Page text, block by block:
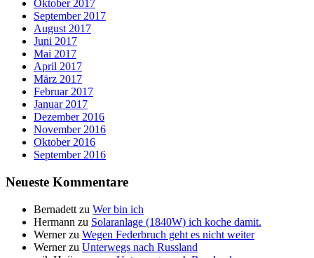
Oktober 2017
September 2017
August 2017
Juni 2017
Mai 2017
April 2017
März 2017
Februar 2017
Januar 2017
Dezember 2016
November 2016
Oktober 2016
September 2016
Neueste Kommentare
Bernadett zu Wer bin ich
Hermann zu Solaranlage (1840W) ich koche damit.
Wernerzu Wegen Federbruch geht es nicht weiter
Wernerzu Unterwegs nach Russland